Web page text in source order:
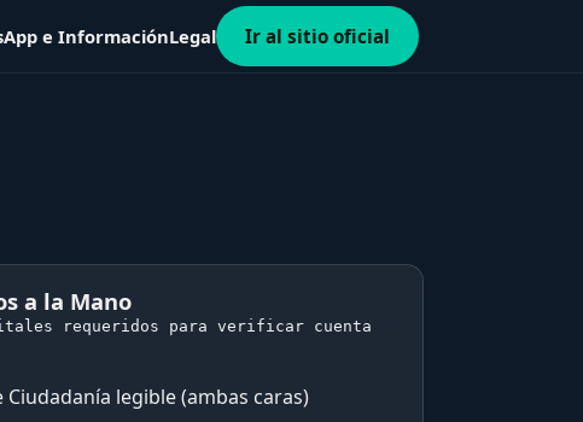
App e InformaciónLegal Ir al sitio oficial
a la Mano
requeridos para verificar cuenta
Ciudadanía legible (ambas caras)